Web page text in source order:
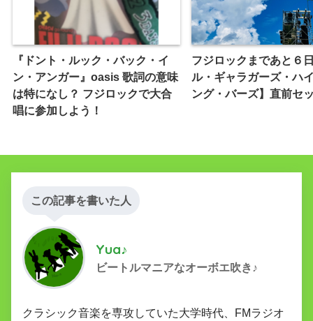
『ドント・ルック・バック・イ
ン・アンガー』oasis 歌詞の意味
は特になし？ フジロックで大合
唱に参加しよう！
フジロックまであと６
ル・ギャラガーズ・ハ
ング・バーズ】直前セ
この記事を書いた人
Yua♪
ビートルマニアなオーボエ吹き♪
クラシック音楽を専攻していた大学時代、FMラジオ